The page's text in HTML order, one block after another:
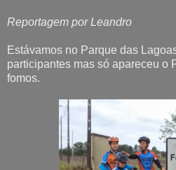
Reportagem por Leandro
Estávamos no Parque das
participantes mas só apareceu o
fomos.